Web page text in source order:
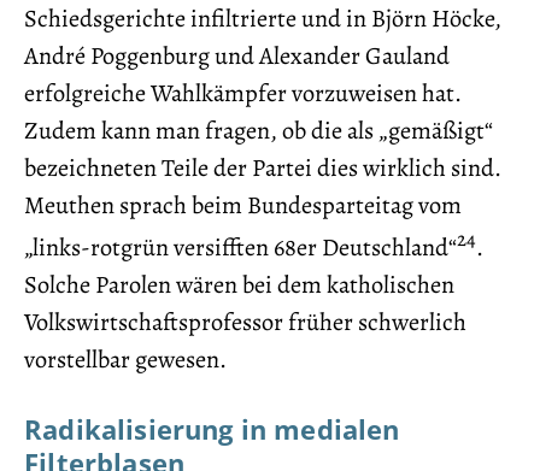
Schiedsgerichte infiltrierte und in Björn Höcke,
André Poggenburg und Alexander Gauland
erfolgreiche Wahlkämpfer vorzuweisen hat.
Zudem kann man fragen, ob die als „gemäßigt“
bezeichneten Teile der Partei dies wirklich sind.
Meuthen sprach beim Bundesparteitag vom
„links-rotgrün versifften 68er Deutschland“24.
Solche Parolen wären bei dem katholischen
Volkswirtschaftsprofessor früher schwerlich
vorstellbar gewesen.
Radikalisierung in medialen
Filterblasen